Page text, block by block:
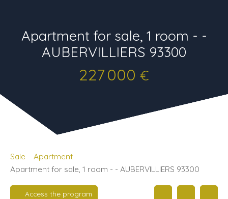
Apartment for sale, 1 room - -
AUBERVILLIERS 93300
227 000 €
Sale
Apartment
Apartment for sale, 1 room - - AUBERVILLIERS 93300
Access the program